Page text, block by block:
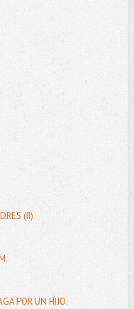
(II)
POR UN HIJO.